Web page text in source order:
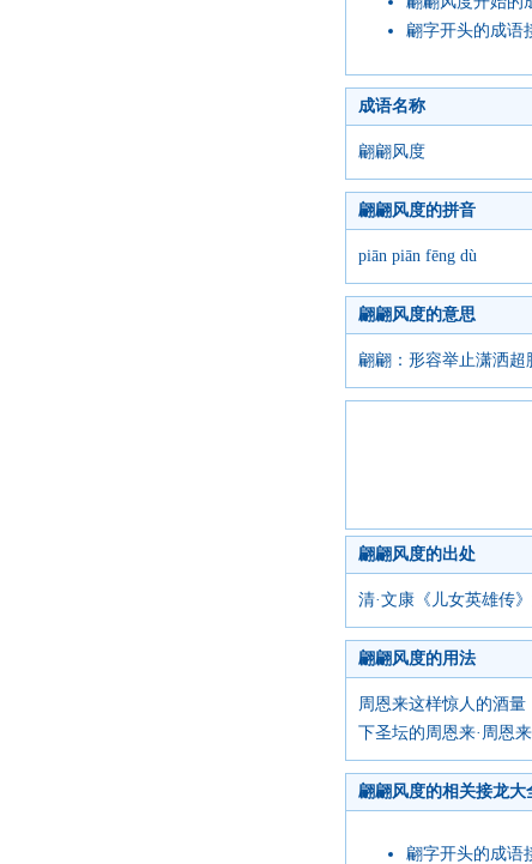
翩字开头的成语
成语名称
翩翩风度
翩翩风度的拼音
piān piān fēng dù
翩翩风度的意思
翩翩：形容举止潇洒超
翩翩风度的出处
清·文康《儿女英雄传
翩翩风度的用法
周恩来这样惊人的酒
下圣坛的周恩来·周恩来
翩翩风度的相关接龙大
翩字开头的成语